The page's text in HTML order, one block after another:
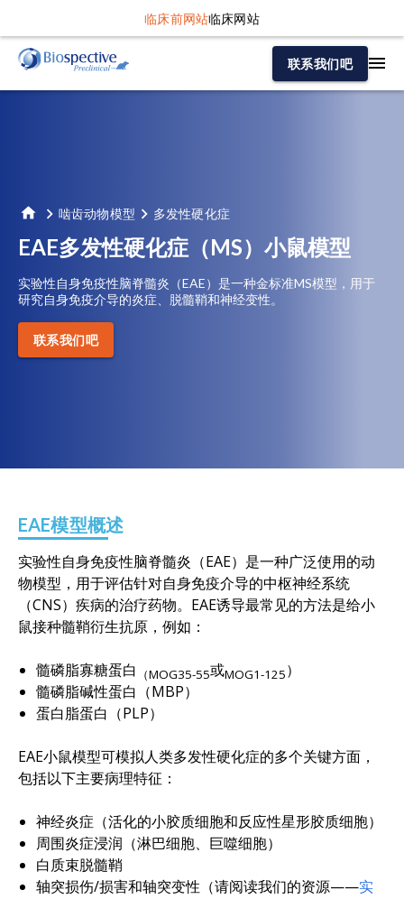
临床前网站临床网站
联系我们吧
啮齿动物模型 多发性硬化症
EAE多发性硬化症（MS）小鼠模型
实验性自身免疫性脑脊髓炎（EAE）是一种金标准MS模型，用于
研究自身免疫介导的炎症、脱髓鞘和神经变性。
联系我们吧
EAE模型概述
实验性自身免疫性脑脊髓炎（EAE）是一种广泛使用的动
物模型，用于评估针对自身免疫介导的中枢神经系统
（CNS）疾病的治疗药物。EAE诱导最常见的方法是给小
鼠接种髓鞘衍生抗原，例如：
髓磷脂寡糖蛋白 （MOG35-55或MOG1-125）
髓磷脂碱性蛋白（MBP）
蛋白脂蛋白（PLP）
EAE小鼠模型可模拟人类多发性硬化症的多个关键方面，
包括以下主要病理特征：
神经炎症（活化的小胶质细胞和反应性星形胶质细胞）
周围炎症浸润（淋巴细胞、巨噬细胞）
白质束脱髓鞘
轴突损伤/损害和轴突变性（请阅读我们的资源——实